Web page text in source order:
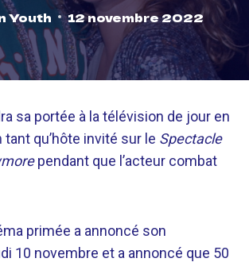
Youth 12 novembre 2022
sa portée à la télévision de jour en
qu’hôte invité sur le Spectacle
pendant que l’acteur combat
primée a annoncé son
10 novembre et a annoncé que 50